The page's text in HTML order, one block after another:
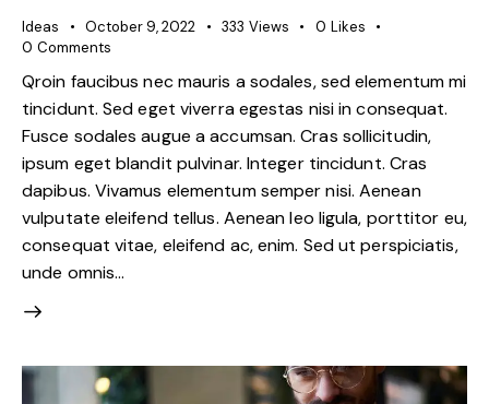
Ideas October 9, 2022 333 Views 0 Likes
0 Comments
Qroin faucibus nec mauris a sodales, sed elementum mi
tincidunt. Sed eget viverra egestas nisi in consequat.
Fusce sodales augue a accumsan. Cras sollicitudin,
ipsum eget blandit pulvinar. Integer tincidunt. Cras
dapibus. Vivamus elementum semper nisi. Aenean
vulputate eleifend tellus. Aenean leo ligula, porttitor eu,
consequat vitae, eleifend ac, enim. Sed ut perspiciatis,
unde omnis…